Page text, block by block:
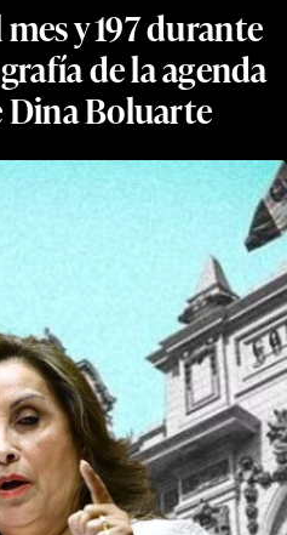
y 197 durante
de la agenda
Dina Boluarte